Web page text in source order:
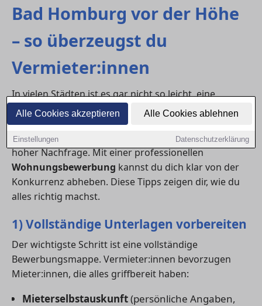
Alle Cookies akzeptieren Alle Cookies ablehnen
Einstellungen Datenschutzerklärung
Bad Homburg vor der Höhe
– so überzeugst du
Vermieter:innen
In vielen Städten ist es gar nicht so leicht, eine
passendeWohnungzu finden – noch schwerer ist es,
den Zuschlag zu bekommen. Gerade in Bad Homburg
vor der Höhe gehört häufig zu den Regionen mit
hoher Nachfrage. Mit einer professionellen
Wohnungsbewerbung kannst du dich klar von der
Konkurrenz abheben. Diese Tipps zeigen dir, wie du
alles richtig machst.
1) Vollständige Unterlagen vorbereiten
Der wichtigste Schritt ist eine vollständige
Bewerbungsmappe. Vermieter:innen bevorzugen
Mieter:innen, die alles griffbereit haben:
Mieterselbstauskunft(persönliche Angaben,